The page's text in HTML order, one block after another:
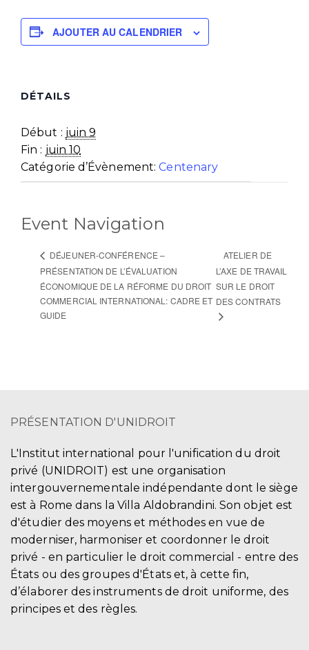
AJOUTER AU CALENDRIER
DÉTAILS
Début : juin 9
Fin : juin 10
Catégorie d’Évènement: Centenary
Event Navigation
DÉJEUNER-CONFÉRENCE –
PRÉSENTATION DE L’ÉVALUATION
ÉCONOMIQUE DE LA RÉFORME DU DROIT
COMMERCIAL INTERNATIONAL: CADRE ET
GUIDE
ATELIER DE
L’AXE DE TRAVAIL
SUR LE DROIT
DES CONTRATS
PRÉSENTATION D'UNIDROIT
L'Institut international pour l'unification du droit
privé (UNIDROIT) est une organisation
intergouvernementale indépendante dont le siège
est à Rome dans la Villa Aldobrandini. Son objet est
d'étudier des moyens et méthodes en vue de
moderniser, harmoniser et coordonner le droit
privé - en particulier le droit commercial - entre des
États ou des groupes d'États et, à cette fin,
d’élaborer des instruments de droit uniforme, des
principes et des règles.